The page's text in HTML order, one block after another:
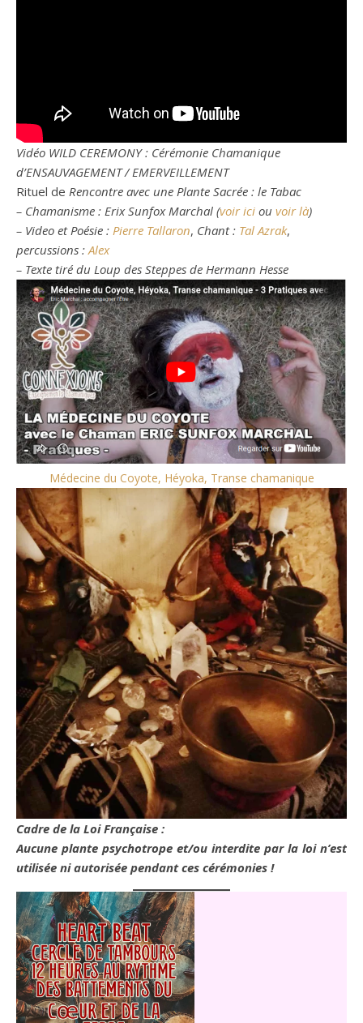
Vidéo WILD CEREMONY : Cérémonie Chamanique
d’ENSAUVAGEMENT / EMERVEILLEMENT
Rituel de Rencontre avec une Plante Sacrée : le Tabac
– Chamanisme : Erix Sunfox Marchal (voir ici ou voir là)
– Video et Poésie : Pierre Tallaron, Chant : Tal Azrak,
percussions : Alex
– Texte tiré du Loup des Steppes de Hermann Hesse
Médecine du Coyote, Héyoka, Transe chamanique
Cadre de la Loi Française :
Aucune plante psychotrope et/ou interdite par la loi n’est
utilisée ni autorisée pendant ces cérémonies !